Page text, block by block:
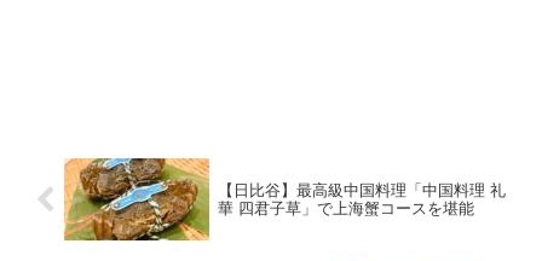
【日比谷】最高級中国料理「中国料理 礼
華 四君子草」で上海蟹コースを堪能